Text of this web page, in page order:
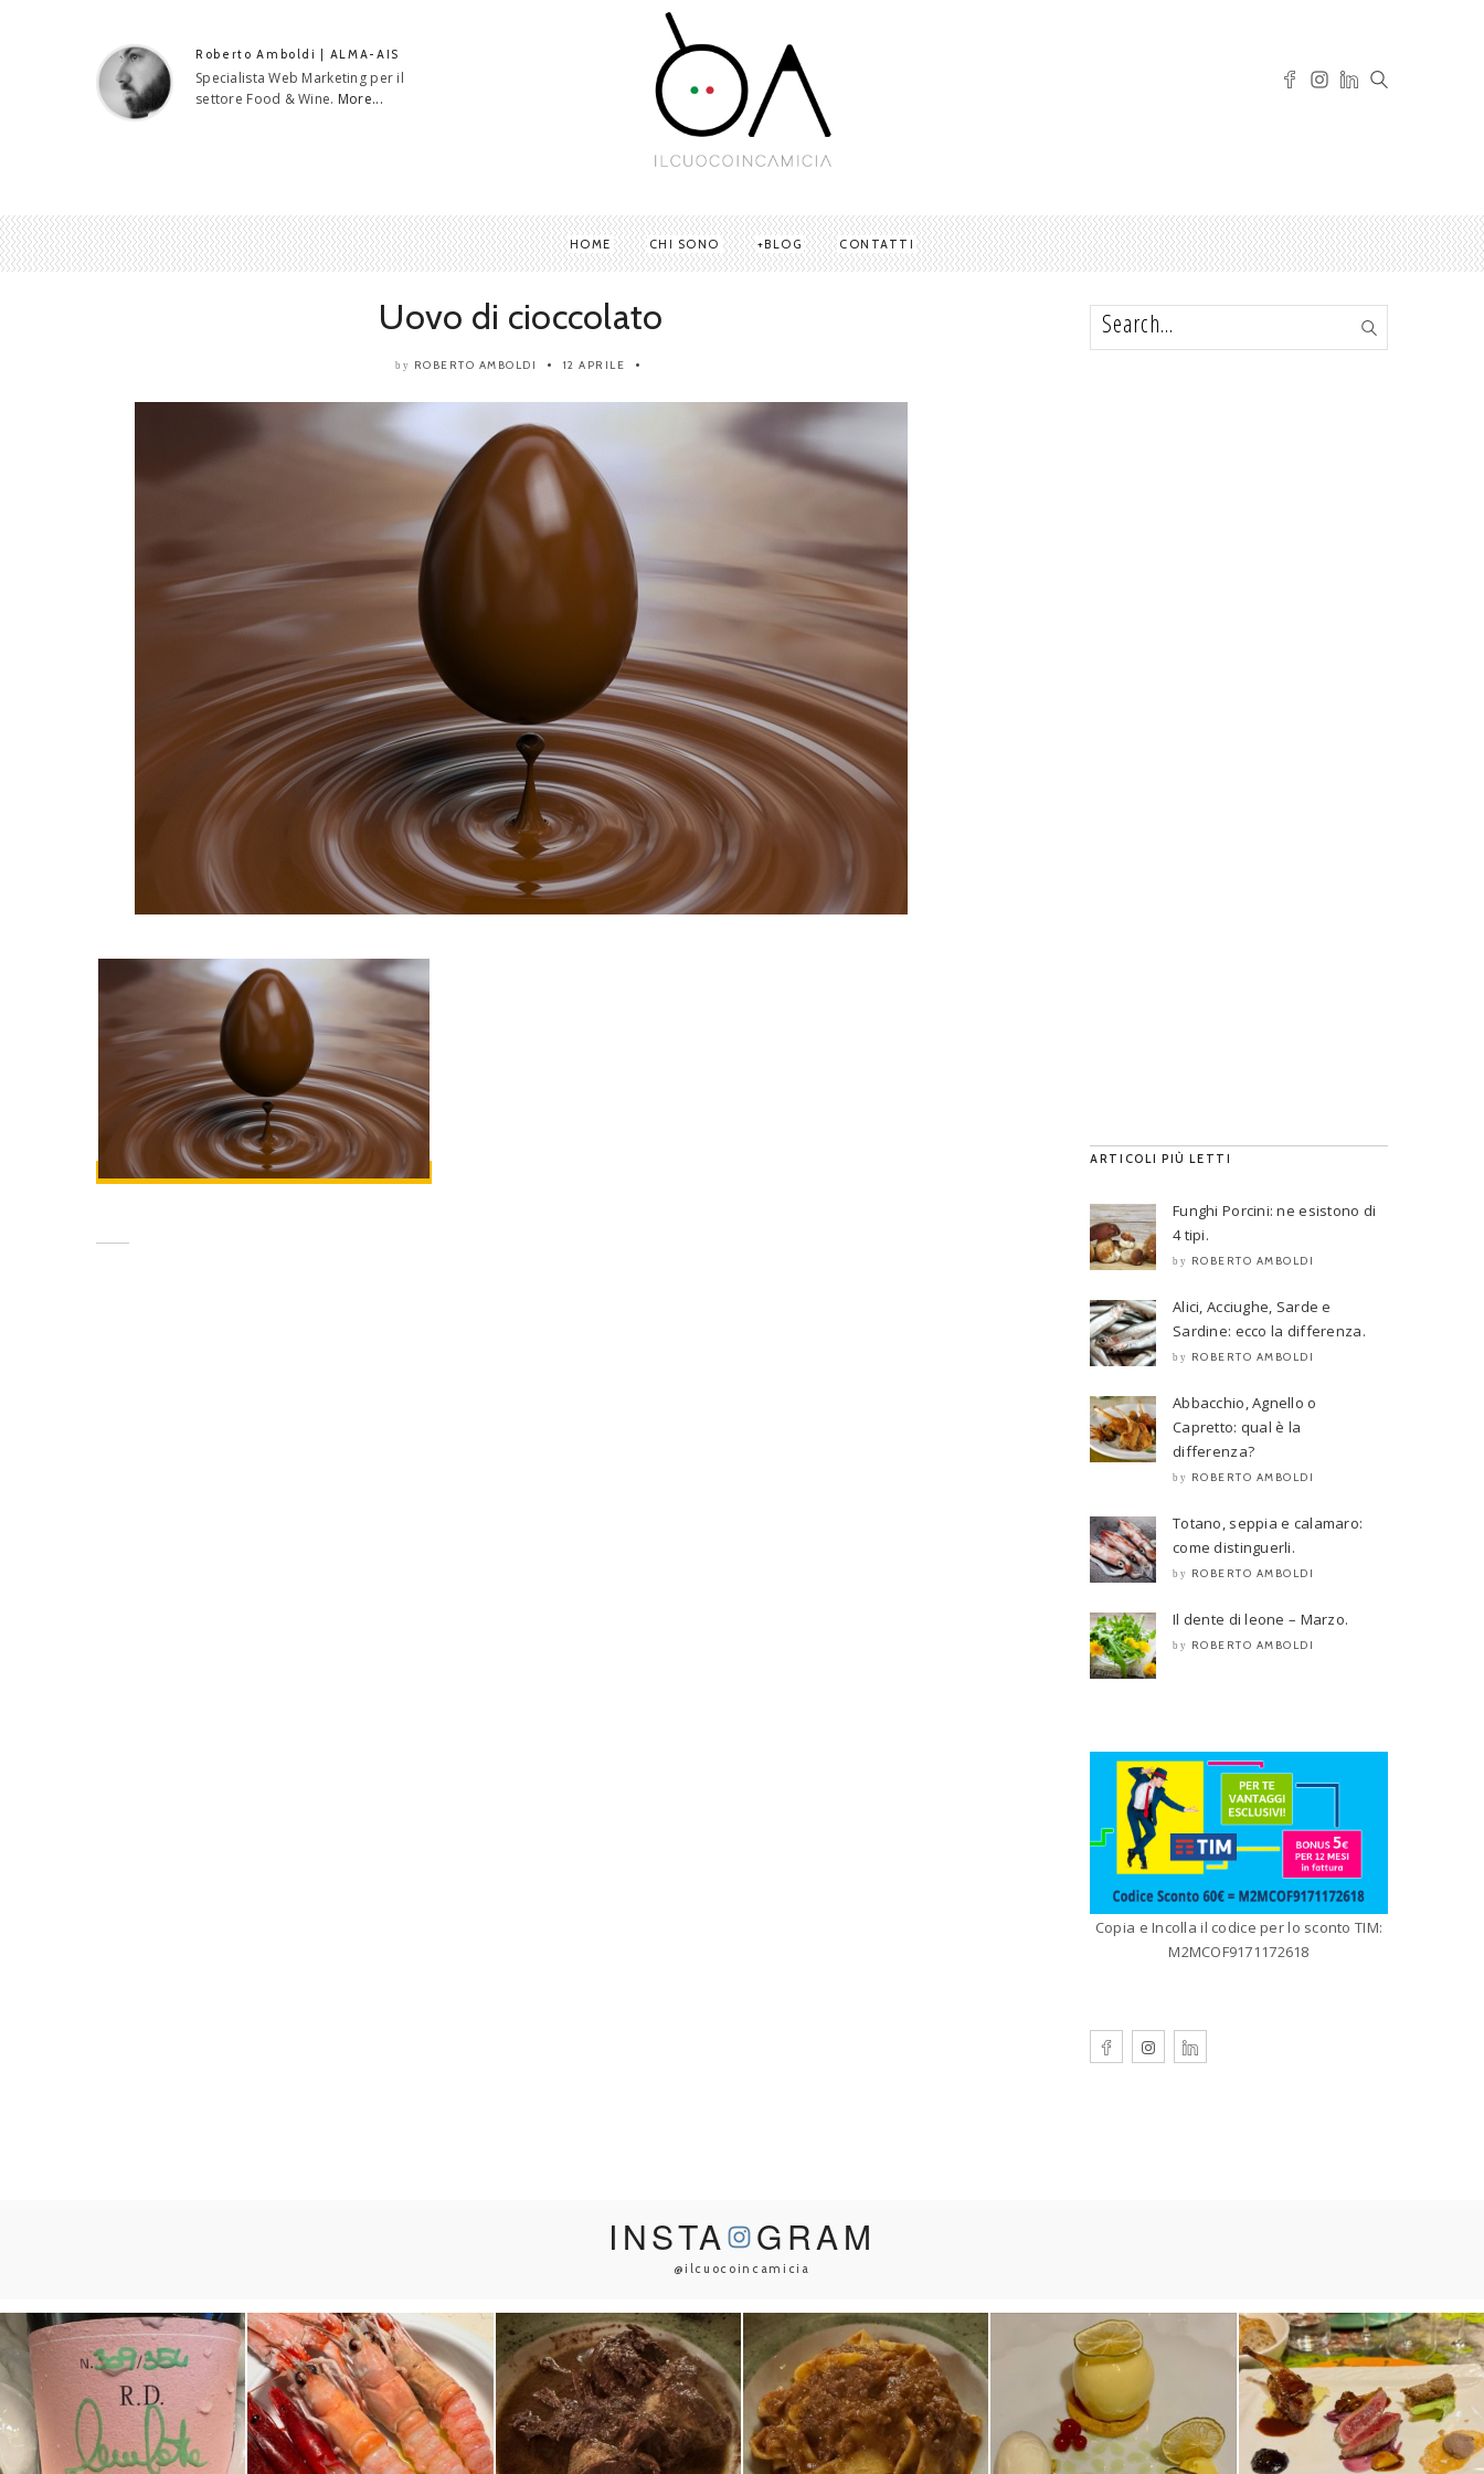
Roberto Amboldi | ALMA-AIS
Specialista Web Marketing per il
settore Food & Wine. More...
HOME CHI SONO BLOG CONTATTI
Uovo di cioccolato
by ROBERTO AMBOLDI 12 APRILE
ARTICOLI PIÙ LETTI
Funghi Porcini: ne esistono di
4 tipi.
by ROBERTO AMBOLDI
Alici, Acciughe, Sarde e
Sardine: ecco la differenza.
by ROBERTO AMBOLDI
Abbacchio, Agnello o
Capretto: qual è la
differenza?
by ROBERTO AMBOLDI
Totano, seppia e calamaro:
come distinguerli.
by ROBERTO AMBOLDI
Il dente di leone – Marzo.
by ROBERTO AMBOLDI
Copia e Incolla il codice per lo sconto TIM:
M2MCOF9171172618
INSTA GRAM
@ilcuocoincamicia